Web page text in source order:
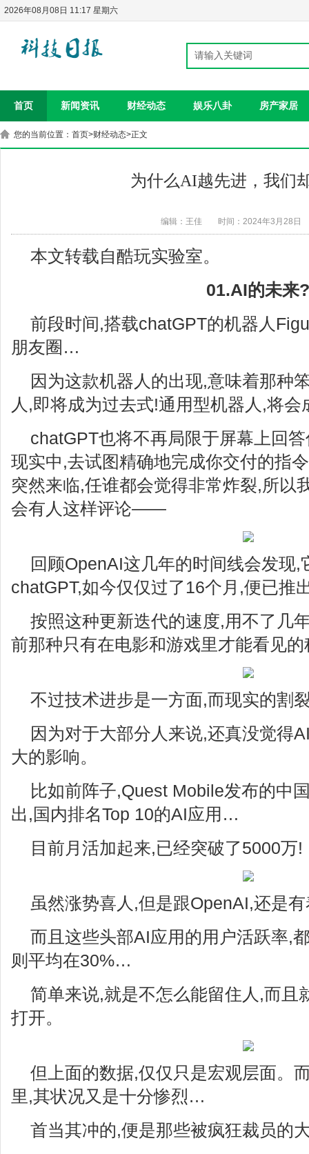
2026年08月08日 11:17 星期六
首页 新闻资讯 财经动态 娱乐八卦 房产家居
您的当前位置： 首页>财经动态>正文
为什么AI越先进，我们
编辑：王佳 时间：2024年3月28日
本文转载自酷玩实验室。
01.AI的未来?
前段时间,搭载chatGPT的机器人
朋友圈…
因为这款机器人的出现,意味着那种
人,即将成为过去式!通用型机器人,将
chatGPT也将不再局限于屏幕上回
现实中,去试图精确地完成你交付的指
突然来临,任谁都会觉得非常炸裂,所以
会有人这样评论——
回顾OpenAI这几年的时间线会发现
chatGPT,如今仅仅过了16个月,便已推
按照这种更新迭代的速度,用不了几
前那种只有在电影和游戏里才能看见
不过技术进步是一方面,而现实的割
因为对于大部分人来说,还真没觉得
大的影响。
比如前阵子,Quest Mobile发布的中
出,国内排名Top 10的AI应用…
目前月活加起来,已经突破了5000万!
虽然涨势喜人,但是跟OpenAI,还是
而且这些头部AI应用的用户活跃率,
则平均在30%…
简单来说,就是不怎么能留住人,而且
打开。
但上面的数据,仅仅只是宏观层面。
里,其状况又是十分惨烈…
首当其冲的,便是那些被疯狂裁员的